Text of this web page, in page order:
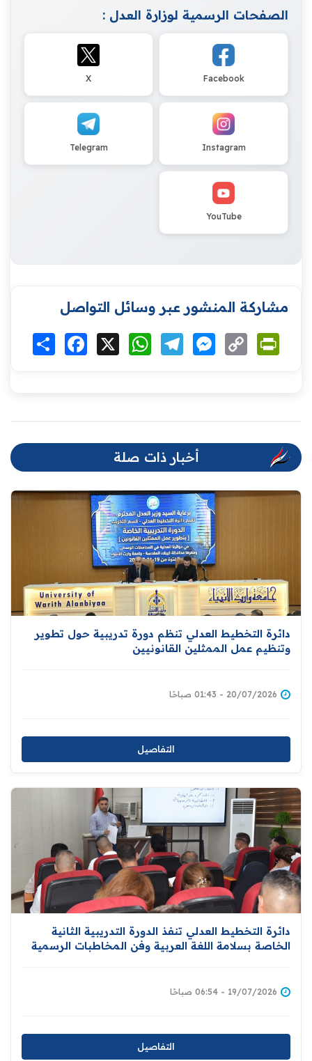
الصفحات الرسمية لوزارة العدل :
Facebook
X
Instagram
Telegram
YouTube
مشاركة المنشور عبر وسائل التواصل
انشر Facebook WhatsAppTelegramMessenger
Copy
Link
أخبار ذات صلة
دائرة التخطيط العدلي تنظم دورة تدريبية حول تطوير
وتنظيم عمل الممثلين القانونيين
20/07/2026 - 01:43 صباحًا
التفاصيل
دائرة التخطيط العدلي تنفذ الدورة التدريبية الثانية
الخاصة بسلامة اللغة العربية وفن المخاطبات الرسمية
19/07/2026 - 06:54 صباحًا
التفاصيل